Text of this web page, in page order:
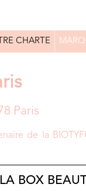
CHARTE
Paris
de la
BOX